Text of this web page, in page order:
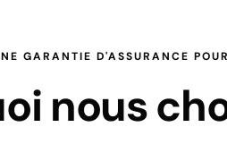
GARANTIE D'ASSURANCE
nous